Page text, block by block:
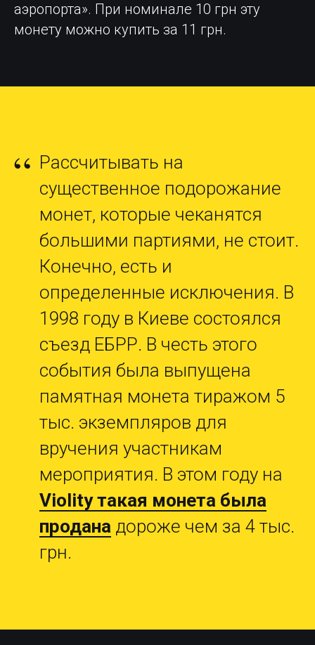
аэропорта». При номинале 10 грн эту
монету можно купить за 11 грн.
“ Рассчитывать на
существенное подорожание
монет, которые чеканятся
большими партиями, не стоит.
Конечно, есть и
определенные исключения. В
1998 году в Киеве состоялся
съезд ЕБРР. В честь этого
события была выпущена
памятная монета тиражом 5
тыс. экземпляров для
вручения участникам
мероприятия. В этом году на
Violity такая монета была
продана дороже чем за 4 тыс.
грн.